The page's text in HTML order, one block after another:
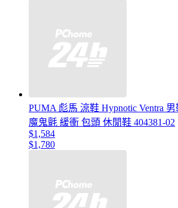
PUMA 彪馬 涼鞋 Hypnotic Ventra
魔鬼氈 緩衝 包頭 休閒鞋 404381-02
$1,584
$1,780